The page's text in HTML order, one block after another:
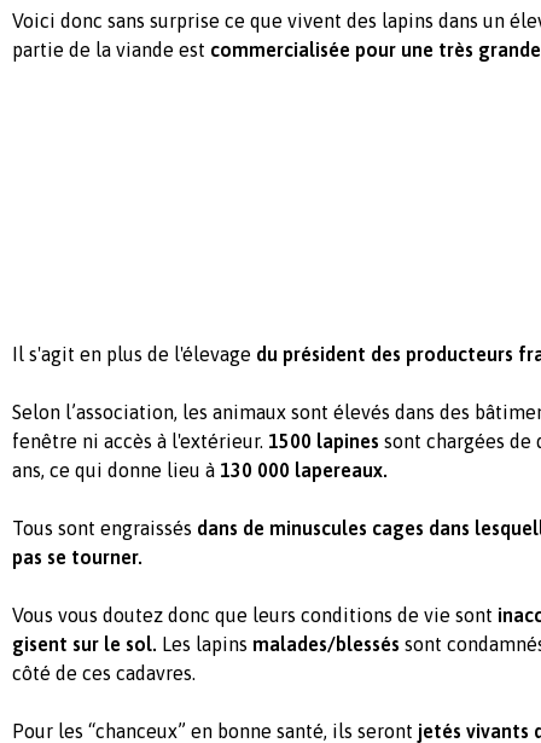
Voici donc sans surprise ce que vivent des lapins dans un
partie de la viande est commercialisée pour une très
Il s'agit en plus de l'élevage du président des producteurs
Selon l’association, les animaux sont élevés dans des
fenêtre ni accès à l'extérieur. 1500 lapines sont chargées de
ans, ce qui donne lieu à 130 000 lapereaux.
Tous sont engraissés dans de minuscules cages dans
pas se tourner.
Vous vous doutez donc que leurs conditions de vie sont
gisent sur le sol. Les lapins malades/blessés sont
côté de ces cadavres.
Pour les “chanceux” en bonne santé, ils seront jetés vivants